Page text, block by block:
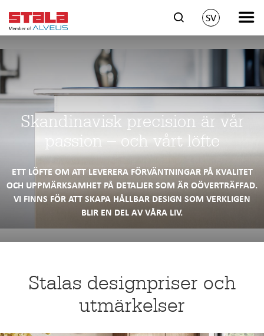
SV
Skandinavisk precision är vår
passion – och vårt löfte
ETT LÖFTE OM ATT LEVERERA FÖRVÄNTNINGAR PÅ KVALITET
OCH UPPMÄRKSAMHET PÅ DETALJER SOM ÄR OÖVERTRÄFFAD.
VI FINNS FÖR ATT SKAPA HÅLLBAR DESIGN SOM VERKLIGEN
BLIR EN DEL AV VÅRA LIV.
Stalas designpriser och
utmärkelser